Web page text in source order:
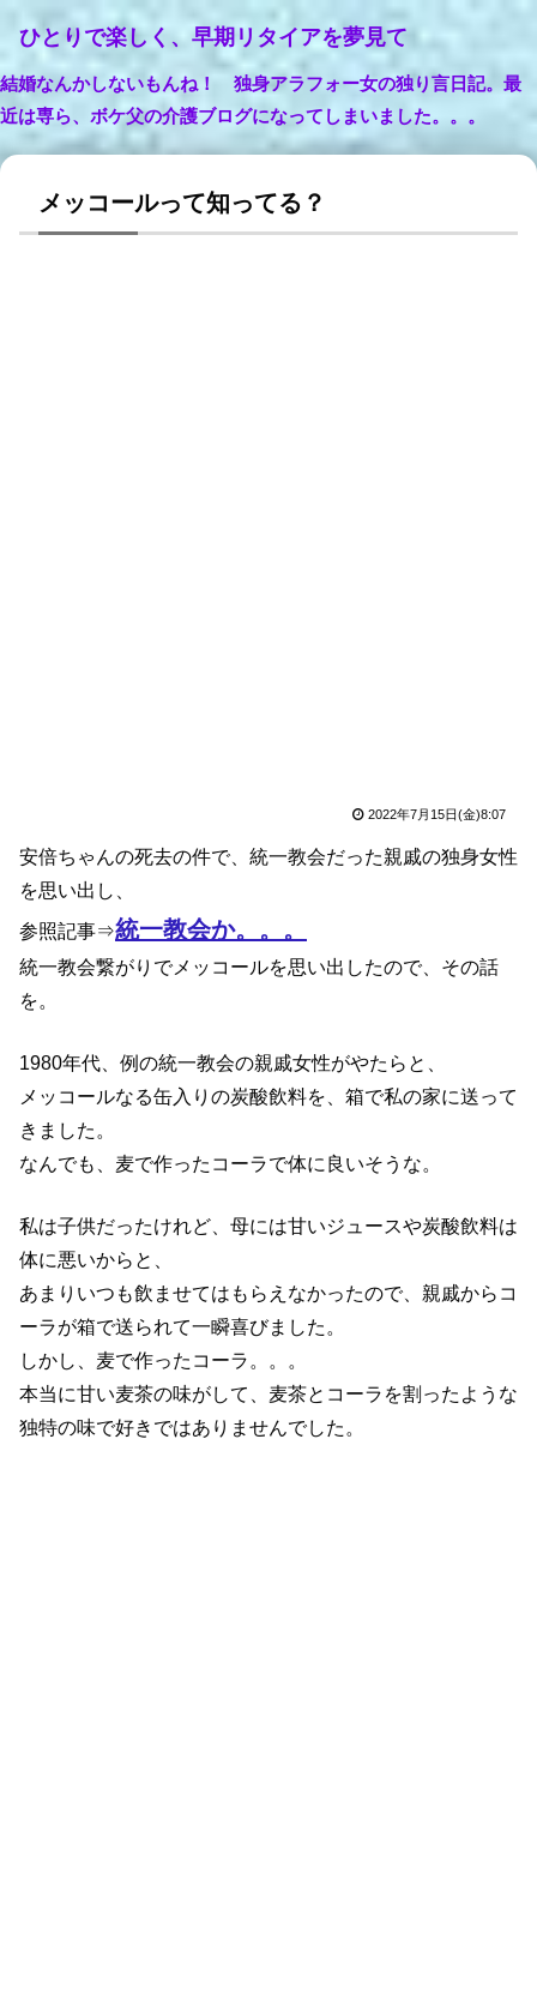
ひとりで楽しく、早期リタイアを夢見て
結婚なんかしないもんね！ 独身アラフォー女の独り言日記。最
近は専ら、ボケ父の介護ブログになってしまいました。。。
メッコールって知ってる？
2022年7月15日(金)8:07
安倍ちゃんの死去の件で、統一教会だった親戚の独身女性
を思い出し、
参照記事⇒統一教会か。。。
統一教会繋がりでメッコールを思い出したので、その話
を。
1980年代、例の統一教会の親戚女性がやたらと、
メッコールなる缶入りの炭酸飲料を、箱で私の家に送って
きました。
なんでも、麦で作ったコーラで体に良いそうな。
私は子供だったけれど、母には甘いジュースや炭酸飲料は
体に悪いからと、
あまりいつも飲ませてはもらえなかったので、親戚からコ
ーラが箱で送られて一瞬喜びました。
しかし、麦で作ったコーラ。。。
本当に甘い麦茶の味がして、麦茶とコーラを割ったような
独特の味で好きではありませんでした。